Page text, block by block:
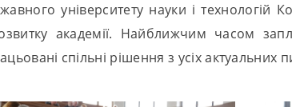
університету науки і технологій
академії. Найближчим часом
спільні рішення з усіх актуальних